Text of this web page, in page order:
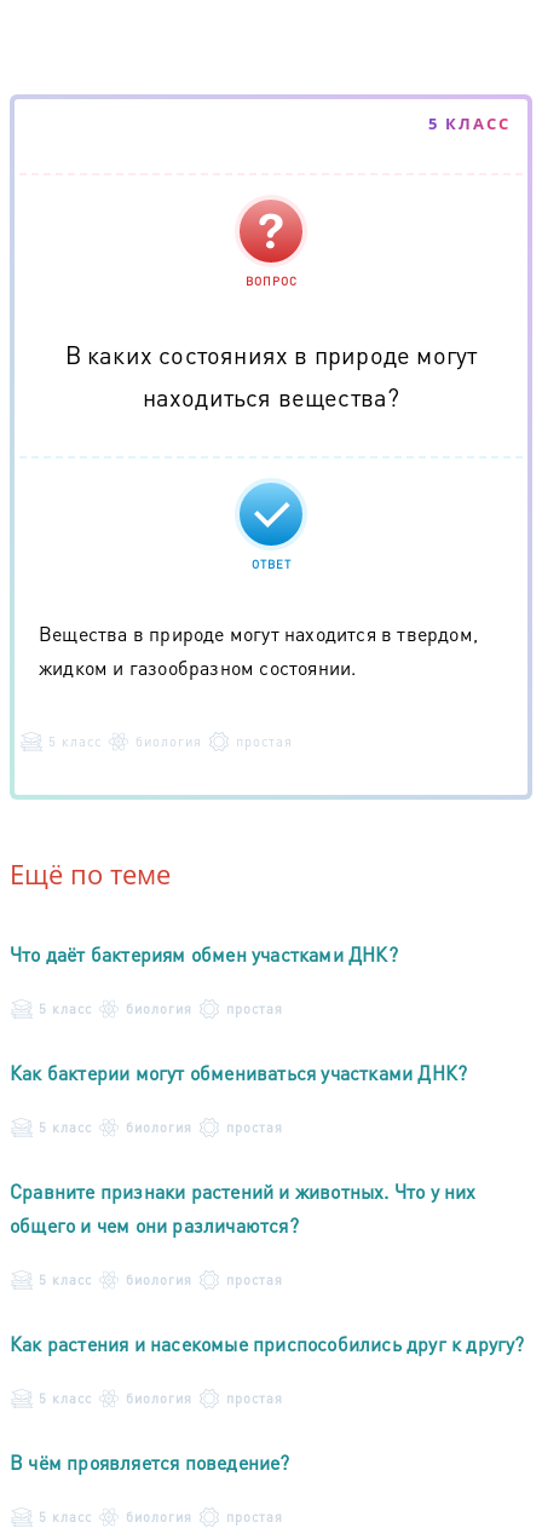
5 КЛАСС
ВОПРОС
В каких состояниях в природе могут
находиться вещества?
ОТВЕТ
Вещества в природе могут находится в твердом,
жидком и газообразном состоянии.
5 класс биология простая
Ещё по теме
Что даёт бактериям обмен участками ДНК?
5 класс биология простая
Как бактерии могут обмениваться участками ДНК?
5 класс биология простая
Сравните признаки растений и животных. Что у них
общего и чем они различаются?
5 класс биология простая
Как растения и насекомые приспособились друг к другу?
5 класс биология простая
В чём проявляется поведение?
5 класс биология простая